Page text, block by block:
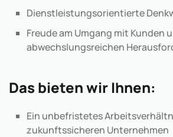
Dienstleistungsorientierte
Freude am Umgang mit Kunden
abwechslungsreichen
Das bieten wir Ihnen:
Ein unbefristetes
zukunftssicheren Unternehmen